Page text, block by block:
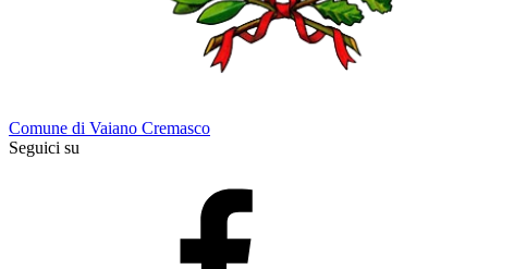
Comune di Vaiano Cremasco
Seguici su